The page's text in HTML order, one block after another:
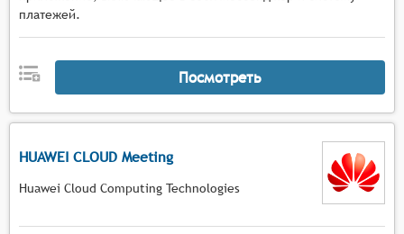
платежей.
Посмотреть
HUAWEI CLOUD Meeting
Huawei Cloud Computing Technologies